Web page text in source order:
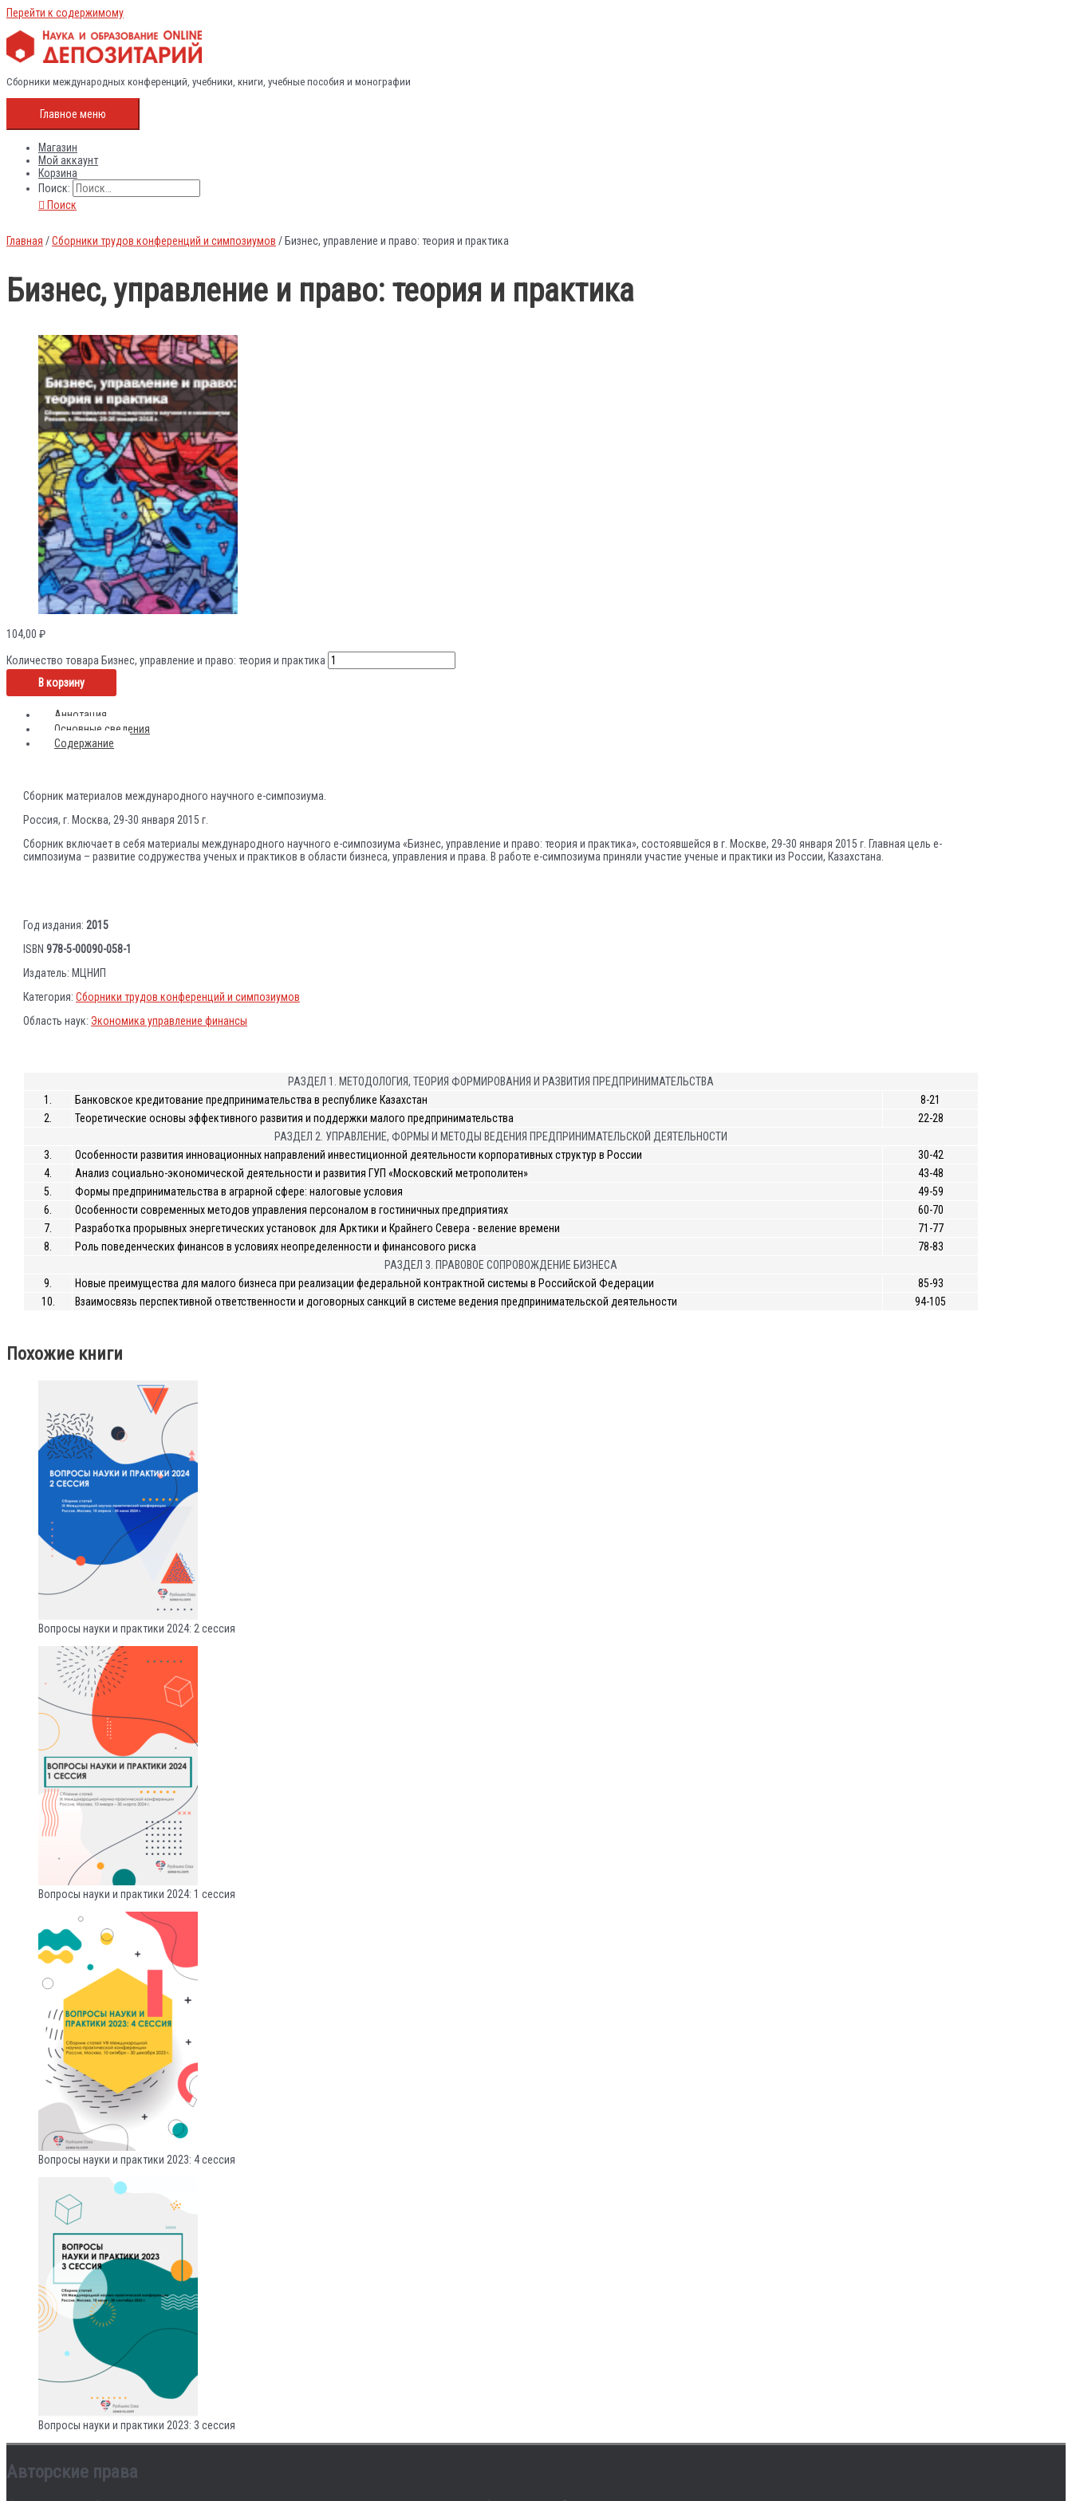
Перейти к содержимому
Сборники международных конференций, учебники, книги, учебные пособия и монографии
Главное меню
Магазин
Мой аккаунт
Корзина
Поиск:
Поиск
Главная /Сборники трудов конференций и симпозиумов / Бизнес, управление и право: теория и практика
Бизнес, управление и право: теория и практика
104,00 ₽
Количество товара Бизнес, управление и право: теория и практика
В корзину
Аннотация
Основные сведения
Содержание
Сборник материалов международного научного е-симпозиума.
Россия, г. Москва, 29-30 января 2015 г.
Сборник включает в себя материалы международного научного e-симпозиума «Бизнес, управление и право: теория и практика», состоявшейся в г. Москве, 29-30 января 2015 г. Главная цель e-
симпозиума – развитие содружества ученых и практиков в области бизнеса, управления и права. В работе е-симпозиума приняли участие ученые и практики из России, Казахстана.
Год издания: 2015
ISBN 978-5-00090-058-1
Издатель: МЦНИП
Категория: Сборники трудов конференций и симпозиумов
Область наук: Экономика управление финансы
РАЗДЕЛ 1. МЕТОДОЛОГИЯ, ТЕОРИЯ ФОРМИРОВАНИЯ И РАЗВИТИЯ ПРЕДПРИНИМАТЕЛЬСТВА
1.
Банковское кредитование предпринимательства в республике Казахстан
8-21
2.
Теоретические основы эффективного развития и поддержки малого предпринимательства
22-28
РАЗДЕЛ 2. УПРАВЛЕНИЕ, ФОРМЫ И МЕТОДЫ ВЕДЕНИЯ ПРЕДПРИНИМАТЕЛЬСКОЙ ДЕЯТЕЛЬНОСТИ
3.
Особенности развития инновационных направлений инвестиционной деятельности корпоративных структур в России
30-42
4.
Анализ социально-экономической деятельности и развития ГУП «Московский метрополитен»
43-48
5.
Формы предпринимательства в аграрной сфере: налоговые условия
49-59
6.
Особенности современных методов управления персоналом в гостиничных предприятиях
60-70
7.
Разработка прорывных энергетических установок для Арктики и Крайнего Севера - веление времени
71-77
8.
Роль поведенческих финансов в условиях неопределенности и финансового риска
78-83
РАЗДЕЛ 3. ПРАВОВОЕ СОПРОВОЖДЕНИЕ БИЗНЕСА
9.
Новые преимущества для малого бизнеса при реализации федеральной контрактной системы в Российской Федерации
85-93
10.
Взаимосвязь перспективной ответственности и договорных санкций в системе ведения предпринимательской деятельности 94-105
Похожие книги
Вопросы науки и практики 2024: 2 сессия
Вопросы науки и практики 2024: 1 сессия
Вопросы науки и практики 2023: 4 сессия
Вопросы науки и практики 2023: 3 сессия
Авторские права